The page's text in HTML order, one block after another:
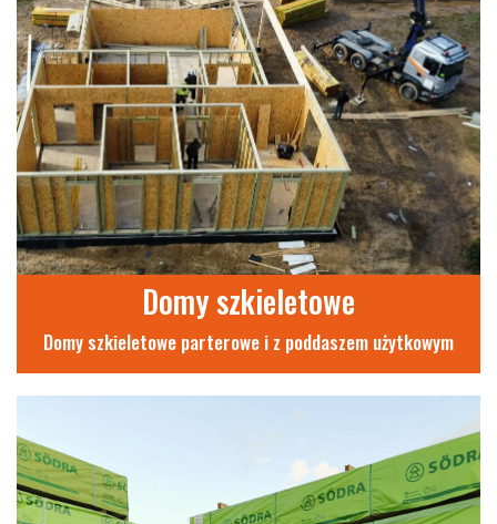
Domy szkieletowe
Domy szkieletowe parterowe i z poddaszem użytkowym